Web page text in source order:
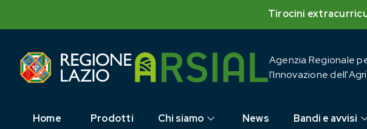
Tirocini
Agenzia Regionale
l'Innovazione
Home Prodotti Chi siamo News Bandi e avvisi